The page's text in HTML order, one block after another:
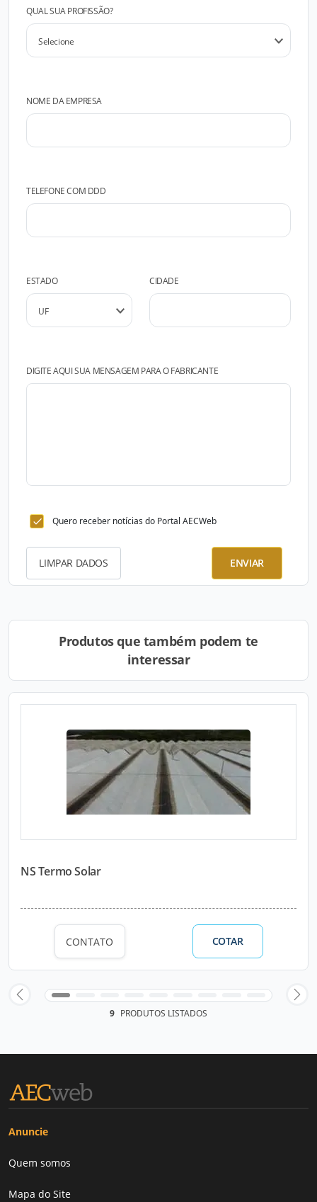
QUAL SUA PROFISSÃO?
NOME DA EMPRESA
TELEFONE COM DDD
ESTADO CIDADE
DIGITE AQUI SUA MENSAGEM PARA O FABRICANTE
Quero receber notícias do Portal AECWeb
LIMPAR DADOS ENVIAR
Produtos que também podem te
interessar
NS Termo Solar
CONTATO COTAR
9 PRODUTOS LISTADOS
Anuncie
Quem somos
Mapa do Site